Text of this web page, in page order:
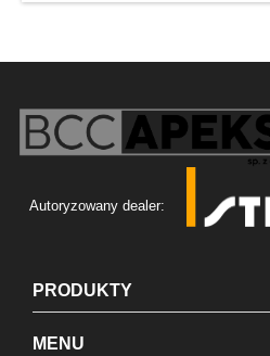
Autoryzowany dealer:
PRODUKTY
MENU